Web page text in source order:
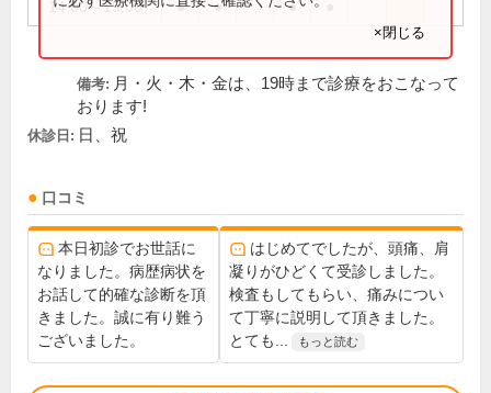
14:00～19:00 ● ● ●
×閉じる
備考: 月・火・木・金は、19時まで診療をおこなって
おります!
休診日: 日、祝
口コミ
本日初診でお世話に
なりました。病歴病状を
お話して的確な診断を頂
きました。誠に有り難う
ございました。
はじめてでしたが、頭痛、肩
凝りがひどくて受診しました。
検査もしてもらい、痛みについ
て丁寧に説明して頂きました。
とても...
もっと読む